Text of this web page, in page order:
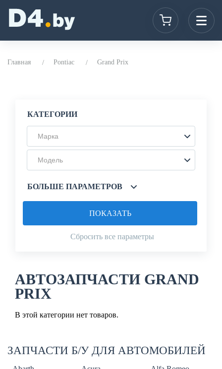
Главная Pontiac Grand Prix
КАТЕГОРИИ
Марка
Модель
БОЛЬШЕ ПАРАМЕТРОВ
Сбросить все параметры
ПОКАЗАТЬ
АВТОЗАПЧАСТИ GRAND
PRIX
В этой категории нет товаров.
ЗАПЧАСТИ Б/У ДЛЯ АВТОМОБИЛЕЙ